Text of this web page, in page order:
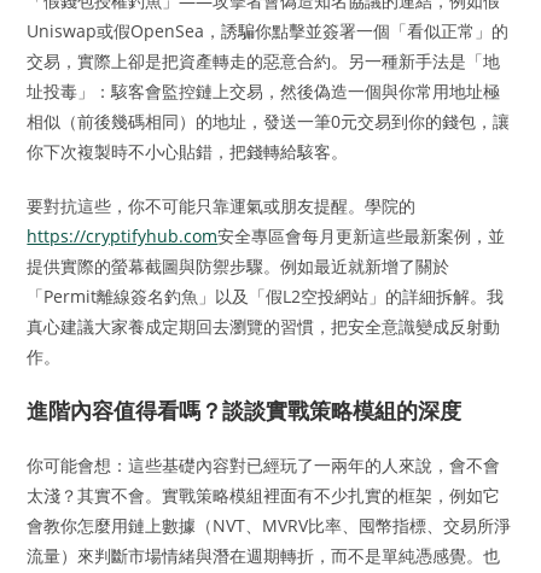
Uniswap或假OpenSea，誘騙你點擊並簽署一個「看似正常」的
交易，實際上卻是把資產轉走的惡意合約。另一種新手法是「地
址投毒」：駭客會監控鏈上交易，然後偽造一個與你常用地址極
相似（前後幾碼相同）的地址，發送一筆0元交易到你的錢包，讓
你下次複製時不小心貼錯，把錢轉給駭客。
要對抗這些，你不可能只靠運氣或朋友提醒。學院的
https://cryptifyhub.com安全專區會每月更新這些最新案例，並
提供實際的螢幕截圖與防禦步驟。例如最近就新增了關於
「Permit離線簽名釣魚」以及「假L2空投網站」的詳細拆解。我
真心建議大家養成定期回去瀏覽的習慣，把安全意識變成反射動
作。
進階內容值得看嗎？談談實戰策略模組的深度
你可能會想：這些基礎內容對已經玩了一兩年的人來說，會不會
太淺？其實不會。實戰策略模組裡面有不少扎實的框架，例如它
會教你怎麼用鏈上數據（NVT、MVRV比率、囤幣指標、交易所淨
流量）來判斷市場情緒與潛在週期轉折，而不是單純憑感覺。也